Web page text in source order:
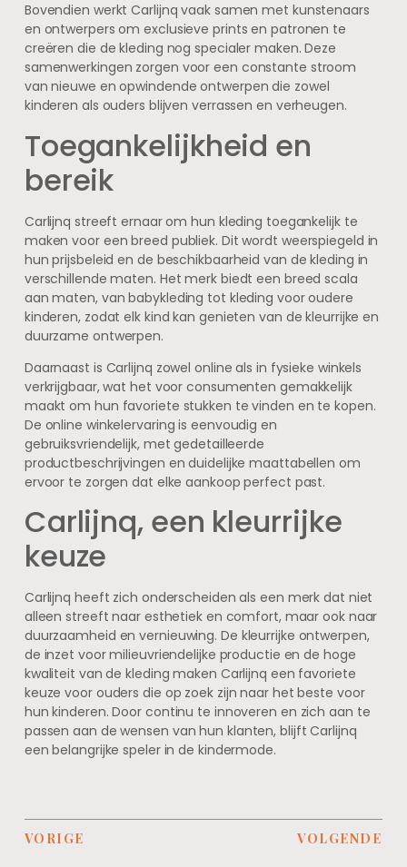
Bovendien werkt Carlijnq vaak samen met kunstenaars
en ontwerpers om exclusieve prints en patronen te
creëren die de kleding nog specialer maken. Deze
samenwerkingen zorgen voor een constante stroom
van nieuwe en opwindende ontwerpen die zowel
kinderen als ouders blijven verrassen en verheugen.
Toegankelijkheid en
bereik
Carlijnq streeft ernaar om hun kleding toegankelijk te
maken voor een breed publiek. Dit wordt weerspiegeld in
hun prijsbeleid en de beschikbaarheid van de kleding in
verschillende maten. Het merk biedt een breed scala
aan maten, van babykleding tot kleding voor oudere
kinderen, zodat elk kind kan genieten van de kleurrijke en
duurzame ontwerpen.
Daarnaast is Carlijnq zowel online als in fysieke winkels
verkrijgbaar, wat het voor consumenten gemakkelijk
maakt om hun favoriete stukken te vinden en te kopen.
De online winkelervaring is eenvoudig en
gebruiksvriendelijk, met gedetailleerde
productbeschrijvingen en duidelijke maattabellen om
ervoor te zorgen dat elke aankoop perfect past.
Carlijnq, een kleurrijke
keuze
Carlijnq heeft zich onderscheiden als een merk dat niet
alleen streeft naar esthetiek en comfort, maar ook naar
duurzaamheid en vernieuwing. De kleurrijke ontwerpen,
de inzet voor milieuvriendelijke productie en de hoge
kwaliteit van de kleding maken Carlijnq een favoriete
keuze voor ouders die op zoek zijn naar het beste voor
hun kinderen. Door continu te innoveren en zich aan te
passen aan de wensen van hun klanten, blijft Carlijnq
een belangrijke speler in de kindermode.
VORIGE VOLGENDE